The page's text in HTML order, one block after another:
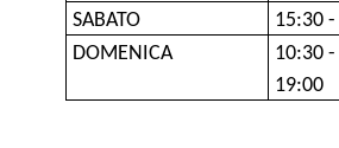
SABATO
15:30
DOMENICA
10:30
19:00